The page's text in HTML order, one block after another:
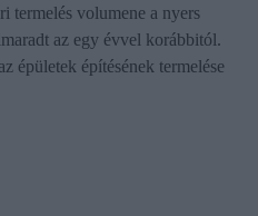
termelés volumene a nyers
az egy évvel korábbitól.
épületek építésének termelése